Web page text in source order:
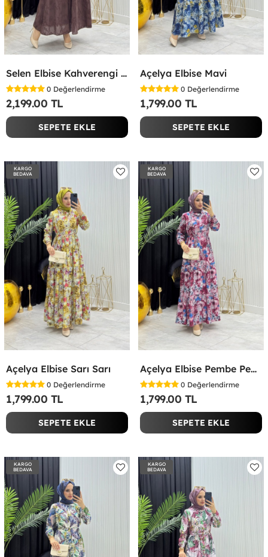
Selen Elbise Kahverengi Kahverengi
0 Değerlendirme
2,199.00 TL
SEPETE EKLE
Açelya Elbise Mavi
0 Değerlendirme
1,799.00 TL
SEPETE EKLE
KARGO
BEDAVA
Açelya Elbise Sarı Sarı
0 Değerlendirme
1,799.00 TL
SEPETE EKLE
KARGO
BEDAVA
Açelya Elbise Pembe Pembe
0 Değerlendirme
1,799.00 TL
SEPETE EKLE
KARGO
BEDAVA
KARGO
BEDAVA